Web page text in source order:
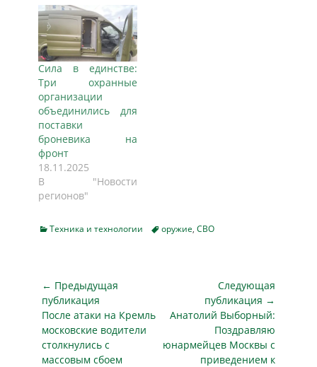
выстроились
бронированные
машины
иностранных
образцов, пишет
"Российская
газета". "На
открытой площадке
представлено
более 30 образцов
военной техники
производства США,
Великобритании,
Германии,
Финляндии,
Сила в единстве:
Три охранные
организации
объединились для
поставки
броневика на
фронт
18.11.2025
В "Новости
регионов"
Categories
Техника и технологии Tagsоружие, СВО
Навигация
по
записям
← Предыдущая
публикация
Предыдущая
публикация
После атаки на Кремль
московские водители
столкнулись с
массовым сбоем
Следующая
публикация →
Следующая
публикация
Анатолий Выборный:
Поздравляю
юнармейцев Москвы с
приведением к